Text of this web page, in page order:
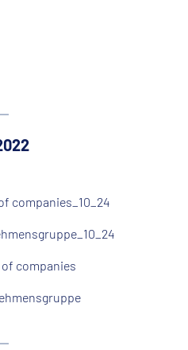
companies_10_24
of companies